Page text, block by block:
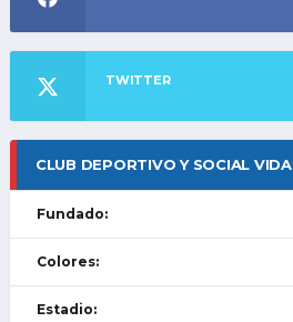
TWITTER
CLUB DEPORTIVO Y SOCIAL VIDA
Fundado:
Colores:
Estadio: